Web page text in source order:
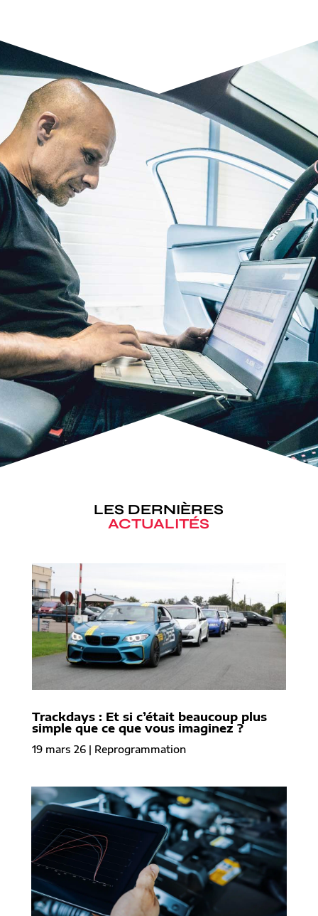
LES DERNIÈRES
ACTUALITÉS
Trackdays : Et si c’était beaucoup plus
simple que ce que vous imaginez ?
19 mars 26| Reprogrammation